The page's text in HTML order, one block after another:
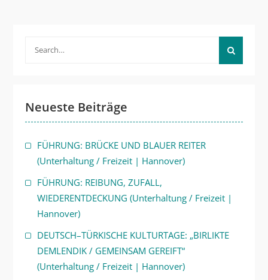
Neueste Beiträge
FÜHRUNG: BRÜCKE UND BLAUER REITER
(Unterhaltung / Freizeit | Hannover)
FÜHRUNG: REIBUNG, ZUFALL,
WIEDERENTDECKUNG (Unterhaltung / Freizeit |
Hannover)
DEUTSCH–TÜRKISCHE KULTURTAGE: „BIRLIKTE
DEMLENDIK / GEMEINSAM GEREIFT“
(Unterhaltung / Freizeit | Hannover)